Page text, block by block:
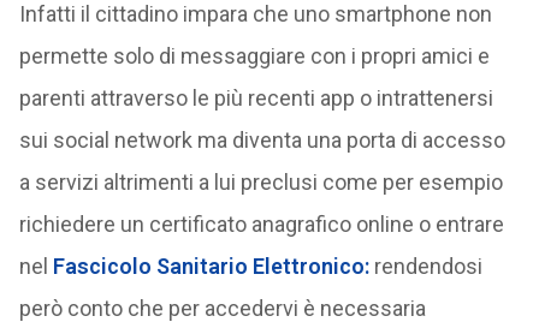
Infatti il cittadino impara che uno smartphone non
permette solo di messaggiare con i propri amici e
parenti attraverso le più recenti app o intrattenersi
sui social network ma diventa una porta di accesso
a servizi altrimenti a lui preclusi come per esempio
richiedere un certificato anagrafico online o entrare
nel Fascicolo Sanitario Elettronico: rendendosi
però conto che per accedervi è necessaria